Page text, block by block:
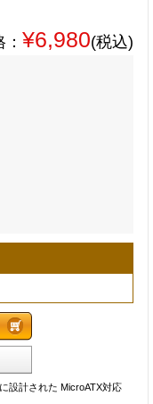
¥6,980(税込)
設計された MicroATX対応